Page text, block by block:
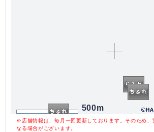
500m
※店舗情報は、毎月一回更新しております。そのため、
なる場合がございます。